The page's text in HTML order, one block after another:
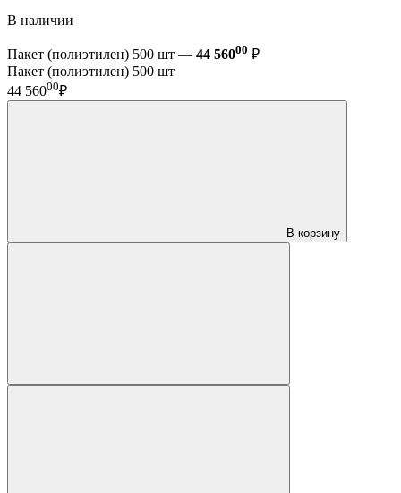
В наличии
Пакет (полиэтилен) 500 шт — 44 56000 ₽
Пакет (полиэтилен) 500 шт
44 56000₽
В корзину